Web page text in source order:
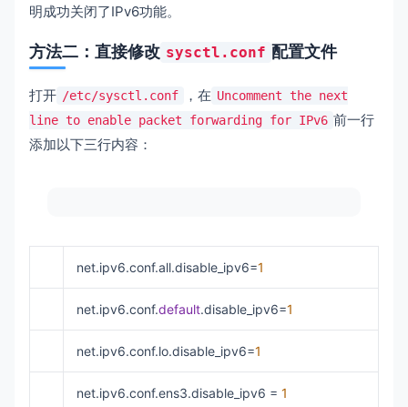
明成功关闭了IPv6功能。
方法二：直接修改 sysctl.conf 配置文件
打开 /etc/sysctl.conf ，在 Uncomment the next
line to enable packet forwarding for IPv6 前一行
添加以下三行内容：
net.ipv6.conf.all.disable_ipv6=1
net.ipv6.conf.default.disable_ipv6=1
net.ipv6.conf.lo.disable_ipv6=1
net.ipv6.conf.ens3.disable_ipv6 = 1